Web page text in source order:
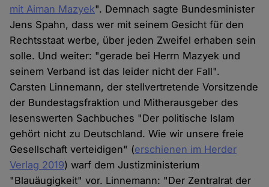
mit Aiman Mazyek". Demnach sagte Bundesminister
Jens Spahn, dass wer mit seinem Gesicht für den
Rechtsstaat werbe, über jeden Zweifel erhaben sein
solle. Und weiter: "gerade bei Herrn Mazyek und
seinem Verband ist das leider nicht der Fall".
Carsten Linnemann, der stellvertretende Vorsitzende
der Bundestagsfraktion und Mitherausgeber des
lesenswerten Sachbuches "Der politische Islam
gehört nicht zu Deutschland. Wie wir unsere freie
Gesellschaft verteidigen" (erschienen im Herder
Verlag 2019) warf dem Justizministerium
"Blauäugigkeit" vor. Linnemann: "Der Zentralrat der